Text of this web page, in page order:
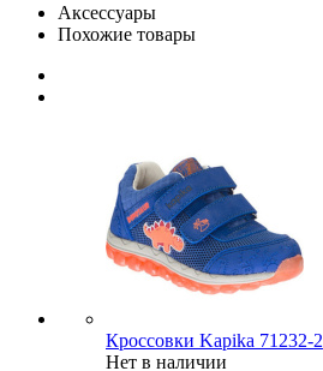
Аксессуары
Похожие товары
Кроссовки Kapika 71232-2
Нет в наличии